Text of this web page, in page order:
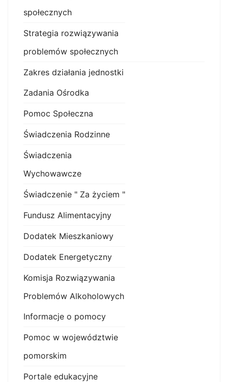
społecznych
Strategia rozwiązywania
problemów społecznych
Zakres działania jednostki
Zadania Ośrodka
Pomoc Społeczna
Świadczenia Rodzinne
Świadczenia
Wychowawcze
Świadczenie " Za życiem "
Fundusz Alimentacyjny
Dodatek Mieszkaniowy
Dodatek Energetyczny
Komisja Rozwiązywania
Problemów Alkoholowych
Informacje o pomocy
Pomoc w województwie
pomorskim
Portale edukacyjne